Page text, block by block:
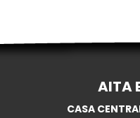
AITA
CASA